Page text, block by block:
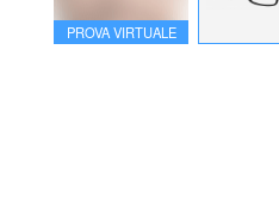
PROVA VIRTUALE